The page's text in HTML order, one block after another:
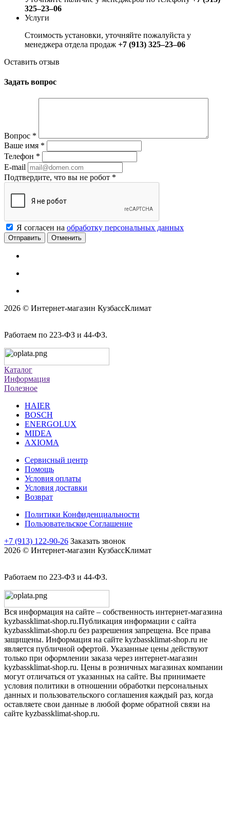
325‒23‒06
Услуги
Стоимость установки, уточняйте пожалуйста у
менеджера отдела продаж +7 (913) 325‒23‒06
Оставить отзыв
Задать вопрос
Вопрос *
Ваше имя *
Телефон *
E-mail
Подтвердите, что вы не робот *
Я согласен на обработку персональных данных
Отменить
2026 © Интернет-магазин КузбассКлимат
Работаем по 223-ФЗ и 44-ФЗ.
Каталог
Информация
Полезное
HAIER
BOSCH
ENERGOLUX
MIDEA
AXIOMA
Сервисный центр
Помощь
Условия оплаты
Условия доставки
Возврат
Политики Конфиденциальности
Пользовательское Соглашение
+7 (913) 122-90-26 Заказать звонок
2026 © Интернет-магазин КузбассКлимат
Работаем по 223-ФЗ и 44-ФЗ.
Вся информация на сайте – собственность интернет-магазина
kyzbassklimat-shop.ru.Публикация информации с сайта
kyzbassklimat-shop.ru без разрешения запрещена. Все права
защищены. Информация на сайте kyzbassklimat-shop.ru не
является публичной офертой. Указанные цены действуют
только при оформлении заказа через интернет-магазин
kyzbassklimat-shop.ru. Цены в розничных магазинах компании
могут отличаться от указанных на сайте. Вы принимаете
условия политики в отношении обработки персональных
данных и пользовательского соглашения каждый раз, когда
оставляете свои данные в любой форме обратной связи на
сайте kyzbassklimat-shop.ru.